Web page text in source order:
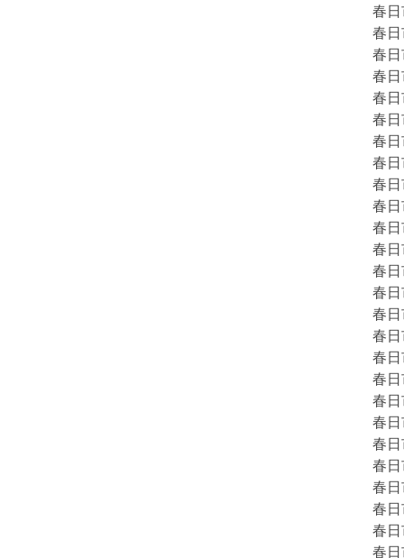
春
春
春
春
春
春
春
春
春
春
春
春
春
春
春
春
春
春
春
春
春
春
春
春
春
春